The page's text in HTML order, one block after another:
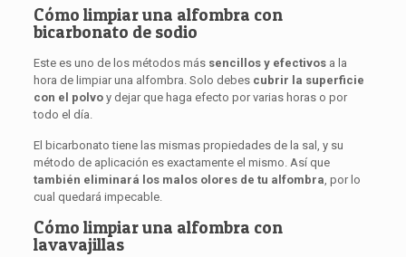
Cómo limpiar una alfombra con
bicarbonato de sodio
Este es uno de los métodos más sencillos y efectivosa la
hora de limpiar una alfombra. Solo debes cubrir la superficie
con el polvoy dejar que haga efecto por varias horas o por
todo el día.
El bicarbonato tiene las mismas propiedades de la sal, y su
método de aplicación es exactamente el mismo. Así que
también eliminará los malos olores de tu alfombra, por lo
cual quedará impecable.
Cómo limpiar una alfombra con
lavavajillas